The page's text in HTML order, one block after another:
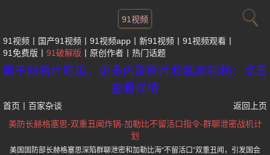
91视频
91视频 国产91视频 91视频app 新91视频
91视频观看
91免费版
91破解版 原创作者 热门话题
黑子网看片吃瓜，更多内部图片和独家视频：点击
查看详情
首页 百家杂谈
返回上页
美防长赫格塞思-双重丑闻炸锅-加勒比不留活口指令-群聊泄密战机计
划
美国国防部长赫格塞思深陷群聊泄密和加勒比海“不留活口”双重丑闻，引发国会